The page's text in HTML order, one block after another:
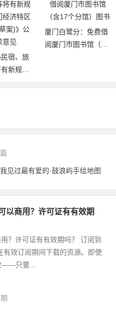
宿、旅
新规
济特区
厦门白鹭分：免费借
阅厦门市图书馆（含
见过最有爱的·鼓浪屿手绘地图
以商用？许可证有有效期
？许可证有有效期吗？ 订阅到
效订阅期间下载的资源。即使
——只要...